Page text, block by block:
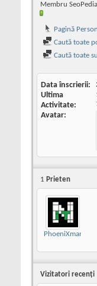
Membru SeoPedia
Pagină
Caută toate
Caută toate
Data înscrierii
Ultima
Activitate
Avatar
1 Prieten
PhoeniXman
Vizitatori recenţi